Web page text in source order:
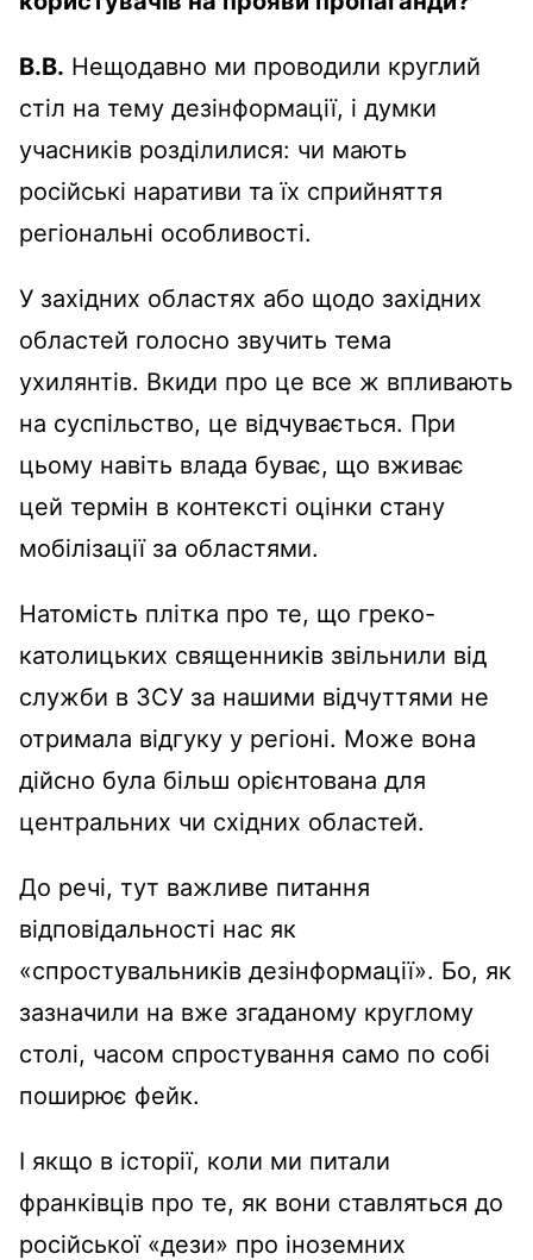
В.В. Нещодавно ми проводили круглий
стіл на тему дезінформації, і думки
учасників розділилися: чи мають
російські наративи та їх сприйняття
регіональні особливості.
У західних областях або щодо західних
областей голосно звучить тема
ухилянтів. Вкиди про це все ж впливають
на суспільство, це відчувається. При
цьому навіть влада буває, що вживає
цей термін в контексті оцінки стану
мобілізації за областями.
Натомість плітка про те, що греко-
католицьких священників звільнили від
служби в ЗСУ за нашими відчуттями не
отримала відгуку у регіоні. Може вона
дійсно була більш орієнтована для
центральних чи східних областей.
До речі, тут важливе питання
відповідальності нас як
«спростувальників дезінформації». Бо, як
зазначили на вже згаданому круглому
столі, часом спростування само по собі
поширює фейк.
І якщо в історії, коли ми питали
франківців про те, як вони ставляться до
російської «дези» про іноземних